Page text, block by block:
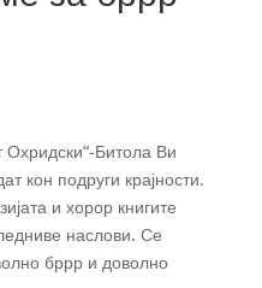
Битола Ви
кон подруги крајности.
и хорор книгите
наслови. Се
бррр и доволно